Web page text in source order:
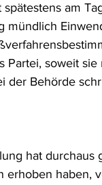
spätestens am
mündlich
Partei, soweit
der Behörde
hat
erhoben haben,